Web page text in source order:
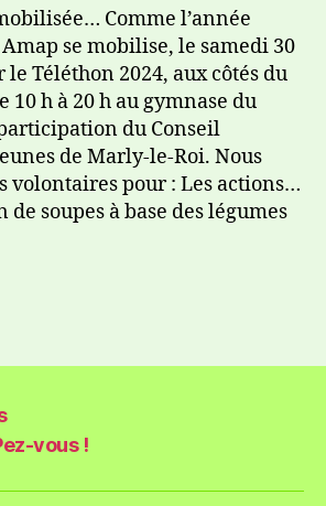
Comme l’année
se mobilise, le samedi 30
Téléthon 2024, aux côtés du
10 h à 20 h au gymnase du
du Conseil
de Marly-le-Roi. Nous
volontaires pour : Les actions…
soupes à base des légumes
vous !